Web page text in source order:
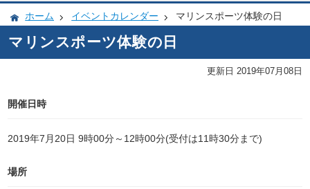
ホーム イベントカレンダー マリンスポーツ体験の日
マリンスポーツ体験の日
更新日 2019年07月08日
開催日時
2019年7月20日 9時00分～12時00分(受付は11時30分まで)
場所